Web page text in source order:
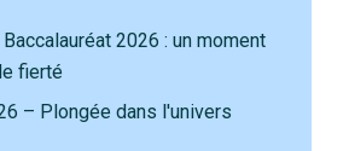
2026 : un moment
fierté
– Plongée dans l'univers